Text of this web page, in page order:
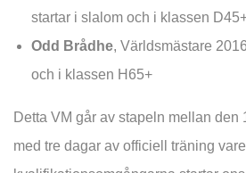
startar i slalom och i klassen
Odd Brådhe, Världsmästare
och i klassen H65+
Detta VM går av stapeln mellan
med tre dagar av officiell träning